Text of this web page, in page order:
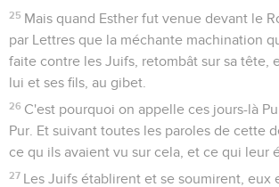
25 Mais quand Esther fut venue devant le
par Lettres que la méchante machination
faite contre les Juifs, retombât sur sa tête,
lui et ses fils, au gibet.
26 C'est pourquoi on appelle ces jours-là
Pur. Et suivant toutes les paroles de cette
ce qu ils avaient vu sur cela, et ce qui leur
27 Les Juifs établirent et se soumirent, eux